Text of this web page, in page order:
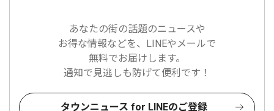
あなたの街の話題のニュースや
お得な情報などを、LINEやメールで
無料でお届けします。
通知で見逃しも防げて便利です！
タウンニュース for LINEのご登録